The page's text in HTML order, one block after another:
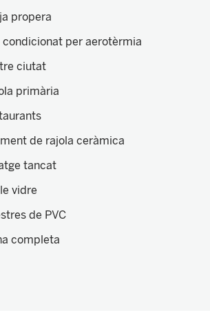
propera
condicionat per aerotèrmia
ciutat
primària
de rajola ceràmica
tancat
vidre
de PVC
completa